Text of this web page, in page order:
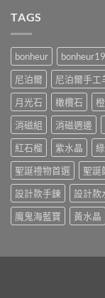
TAGS
bonheur
尼泊爾
尼泊爾手工
月光石
橄欖石
消磁組
消磁週邊
紅石榴
紫水晶
聖誕禮物首選
聖誕
設計款手鍊
設計款
魔鬼海藍寶
黃水晶